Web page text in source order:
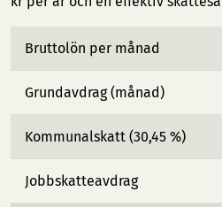
Bruttolön per månad
Grundavdrag (månad)
Kommunalskatt (30,45 %)
Jobbskatteavdrag